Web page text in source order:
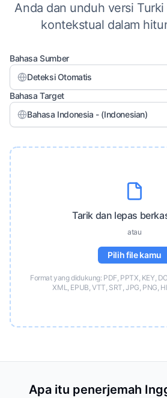
Anda dan unduh versi
kontekstual dalam
Bahasa Sumber
Deteksi Otomatis
Bahasa Target
Bahasa Indonesia - (Indonesian)
Tarik dan lepas
atau
Pilih file kamu
Format yang didukung: PDF, PPTX, KEY,
XML, EPUB, VTT, SRT, JPG, PNG,
Apa itu penerjemah